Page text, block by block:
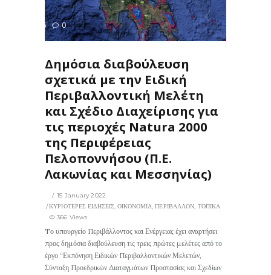
366 0
Δημόσια διαβούλευση
σχετικά με την Ειδική
Περιβαλλοντική Μελέτη
και Σχέδιο Διαχείρισης για
τις περιοχές Natura 2000
της Περιφέρειας
Πελοποννήσου (Π.Ε.
Λακωνίας και Μεσσηνίας)
15 January 2022
ΚΥΡΙΟΤΕΡΕΣ ΕΙΔΗΣΕΙΣ ,ΟΙΚΟΝΟΜΙΑ ,ΠΕΡΙΒΑΛΛΟΝ ΤΟΠΙΚΑ
366 Views
Tο υπουργείο Περιβάλλοντος και Ενέργειας έχει αναρτήσει
προς δημόσια διαβούλευση τις τρεις πρώτες μελέτες από το
έργο “Εκπόνηση Ειδικών Περιβαλλοντικών Μελετών,
Σύνταξη Προεδρικών Διαταγμάτων Προστασίας και Σχεδίων